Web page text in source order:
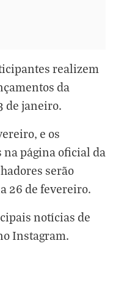
realizem
da
de janeiro.
e os
na página oficial da
serão
26 de fevereiro.
notícias de
Instagram.